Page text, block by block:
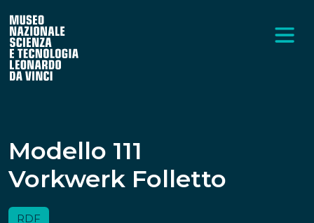
Modello 111
Vorkwerk Folletto
RDF